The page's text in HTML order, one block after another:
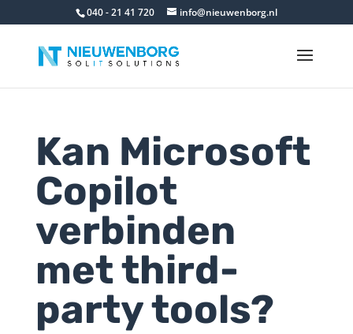
040 - 21 41 720 info@nieuwenborg.nl
Kan Microsoft
Copilot
verbinden
met third-
party tools?